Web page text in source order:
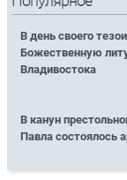
В день своего
Божественную
Владивостока
В канун
Павла состоялось